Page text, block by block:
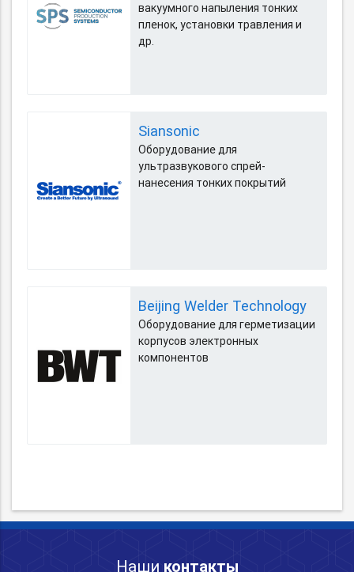
вакуумного напыления тонких
пленок, установки травления и
др.
Siansonic
Оборудование для
ультразвукового спрей-
нанесения тонких покрытий
Beijing Welder Technology
Оборудование для герметизации
корпусов электронных
компонентов
Наши контакты